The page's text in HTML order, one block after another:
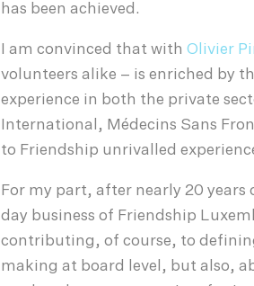
has been achieved.
I am convinced that with Olivier
volunteers alike – is enriched by
experience in both the private
International, Médecins Sans
to Friendship unrivalled
For my part, after nearly 20
day business of Friendship
contributing, of course, to
making at board level, but also,